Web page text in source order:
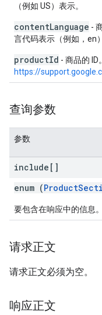
（例如 US）表示。
contentLanguage -
言代码表示（例如，en
productId - 商品的
https://
查询参数
参数
include[]
enum (
要包含在响应中的信息
请求正文
请求正文必须为空。
响应正文